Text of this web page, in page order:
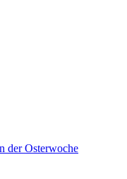
der Osterwoche